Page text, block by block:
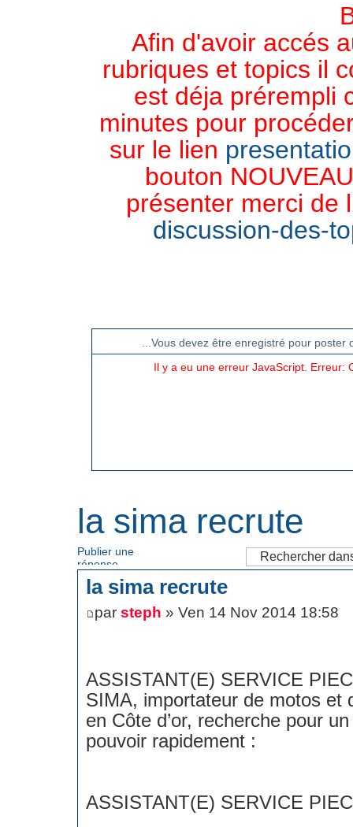
Afin d'avoir accés
rubriques et topics il
est déja prérempli
minutes pour
sur le lien
bouton
présenter merci de
discussion-des-
...Vous devez être enregistré pour
Il y a eu une erreur JavaScript. Erreur:
la sima recrute
Publier une
réponse
la sima recrute
par steph » Ven 14 Nov 2014 18:58
ASSISTANT(E) SERVICE
SIMA, importateur de motos et
en Côte d’or, recherche pour
pouvoir rapidement :
ASSISTANT(E) SERVICE